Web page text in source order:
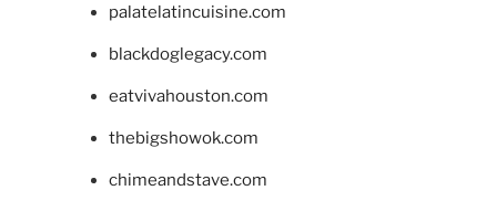
palatelatincuisine.com
blackdoglegacy.com
eatvivahouston.com
thebigshowok.com
chimeandstave.com